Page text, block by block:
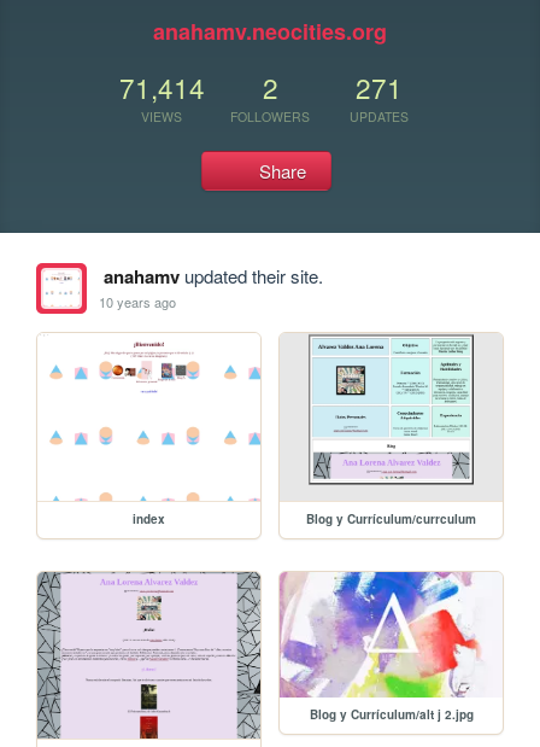
anahamv.neocities.org
71,414
VIEWS
2
FOLLOWERS
271
UPDATES
Share
anahamvupdated their site.
10 years ago
index Blog y Currículum/currculum
Blog y Currículum/alt j 2.jpg